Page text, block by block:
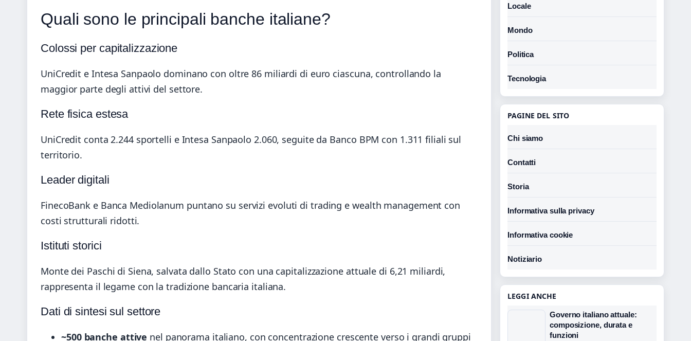
Quali sono le principali banche italiane?
Colossi per capitalizzazione
UniCredit e Intesa Sanpaolo dominano con oltre 86 miliardi di euro ciascuna, controllando la
maggior parte degli attivi del settore.
Rete fisica estesa
UniCredit conta 2.244 sportelli e Intesa Sanpaolo 2.060, seguite da Banco BPM con 1.311 filiali sul
territorio.
Leader digitali
FinecoBank e Banca Mediolanum puntano su servizi evoluti di trading e wealth management con
costi strutturali ridotti.
Istituti storici
Monte dei Paschi di Siena, salvata dallo Stato con una capitalizzazione attuale di 6,21 miliardi,
rappresenta il legame con la tradizione bancaria italiana.
Dati di sintesi sul settore
~500 banche attive nel panorama italiano, con concentrazione crescente verso i grandi gruppi
Locale
Mondo
Politica
Tecnologia
PAGINE DEL SITO
Chi siamo
Contatti
Storia
Informativa sulla privacy
Informativa cookie
Notiziario
LEGGI ANCHE
Governo italiano attuale:
composizione, durata e
funzioni